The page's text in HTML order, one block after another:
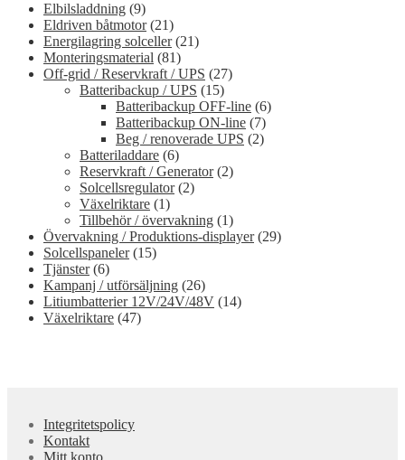
Elbilsladdning (9)
Eldriven båtmotor (21)
Energilagring solceller (21)
Monteringsmaterial (81)
Off-grid / Reservkraft / UPS (27)
Batteribackup / UPS (15)
Batteribackup OFF-line (6)
Batteribackup ON-line (7)
Beg / renoverade UPS (2)
Batteriladdare (6)
Reservkraft / Generator (2)
Solcellsregulator (2)
Växelriktare (1)
Tillbehör / övervakning (1)
Övervakning / Produktions-displayer (29)
Solcellspaneler (15)
Tjänster (6)
Kampanj / utförsäljning (26)
Litiumbatterier 12V/24V/48V (14)
Växelriktare (47)
Integritetspolicy
Kontakt
Mitt konto